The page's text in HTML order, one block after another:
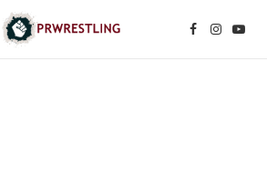
Facebook